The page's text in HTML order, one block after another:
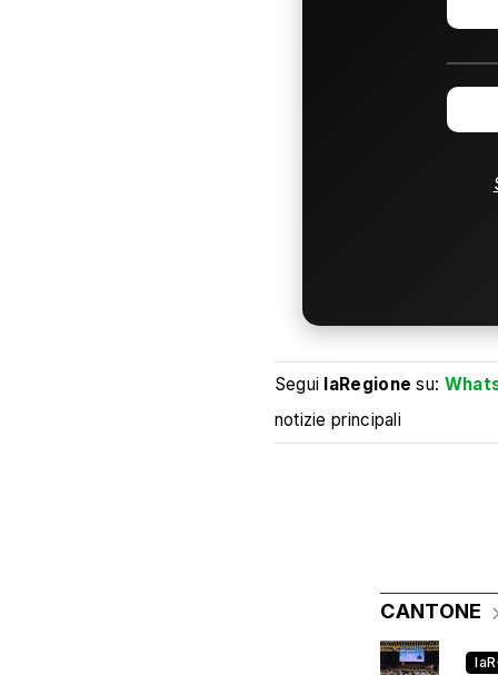
Segui laRegione su:
notizie principali
CANTONE